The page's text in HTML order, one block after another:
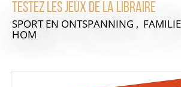
Testez les jeux de la libraire
SPORT EN ONTSPANNING ,
HOM